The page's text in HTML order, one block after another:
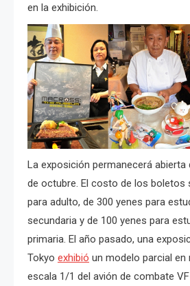
en la exhibición.
La exposición permanecerá abierta
de octubre. El costo de los boletos
para adulto, de 300 yenes para
secundaria y de 100 yenes para
primaria. El año pasado, una
Tokyo exhibió un modelo parcial en
escala 1/1 del avión de combate